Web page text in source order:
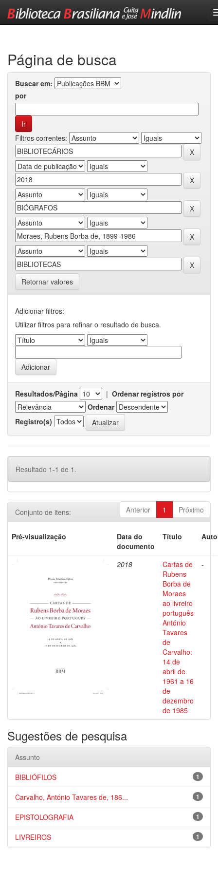
Página de busca
Buscar em:
por
Filtros correntes:
Retornar valores
Adicionar filtros:
Utilizar filtros para refinar o resultado de busca.
Resultados/Página | Ordenar registros por
Ordenar
Registro(s)
Resultado 1-1 de 1.
Anterior 1 Próximo
Conjunto de itens:
Pré-visualização
Data do
documento
Título
2018
Cartas de
Rubens
Borba de
Moraes
ao livreiro
português
António
Tavares
de
Carvalho:
14 de
abril de
1961 a 16
de
dezembro
de 1985
-
Sugestões de pesquisa
Assunto
1
BIBLIÓFILOS
1
Carvalho, António Tavares de, 186...
1
EPISTOLOGRAFIA
1
LIVREIROS